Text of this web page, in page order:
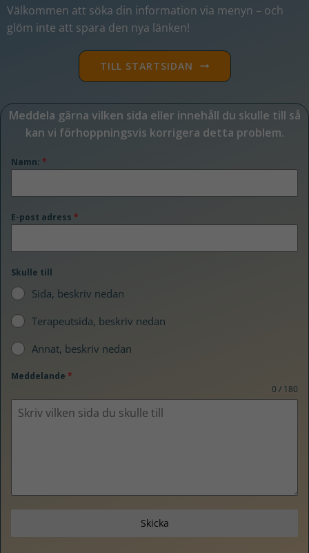
Välkommen att söka din information via menyn – och
glöm inte att spara den nya länken!
TILL STARTSIDAN
Meddela gärna vilken sida eller innehåll du skulle till så
kan vi förhoppningsvis korrigera detta problem.
Namn: *
E-post adress *
Skulle till
Sida, beskriv nedan
Terapeutsida, beskriv nedan
Annat, beskriv nedan
Meddelande *
0 / 180
Skicka